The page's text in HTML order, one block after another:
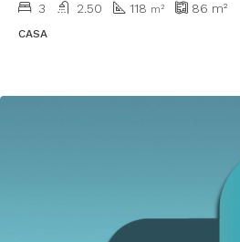
3 2.50 118 m² 86 m²
CASA